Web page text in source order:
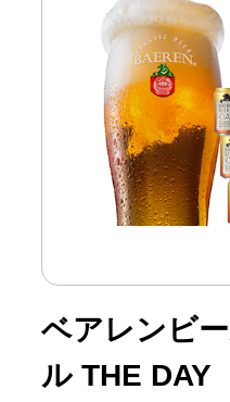
ベアレンビ
ル THE DAY